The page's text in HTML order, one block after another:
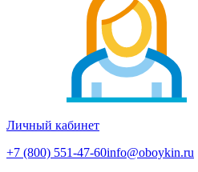
Личный кабинет
+7 (800) 551-47-60info@oboykin.ru